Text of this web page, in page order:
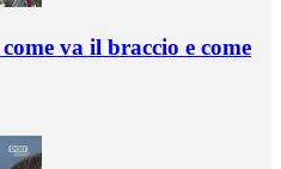
va il braccio e come